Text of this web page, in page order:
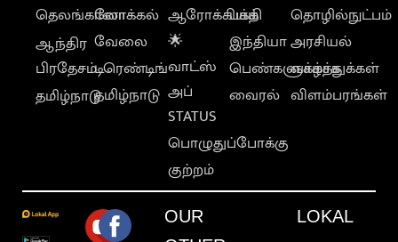
தெலங்கானா
ஆந்திர
பிரதேசம்
தமிழ்நாடு
லோக்கல்
வேலை
டிரெண்டிங்
தமிழ்நாடு
ஆரோக்கியம்
🌟
வாட்ஸ்
அப்
STATUS
பொழுதுப்போக்கு
குற்றம்
பக்தி
இந்தியா
பெண்களுக்காக
வைரல்
தொழில்நுட்பம்
அரசியல்
வாழ்த்துக்கள்
விளம்பரங்கள்
OUR
LOKAL